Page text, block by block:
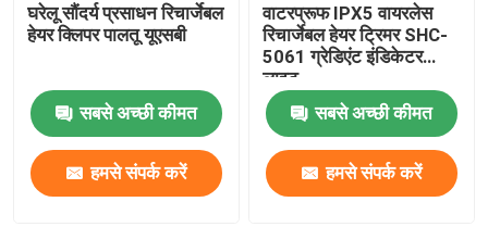
घरेलू सौंदर्य प्रसाधन रिचार्जेबल
हेयर क्लिपर पालतू यूएसबी
सबसे अच्छी कीमत
हमसे संपर्क करें
वाटरप्रूफ IPX5 वायरलेस
रिचार्जेबल हेयर ट्रिमर SHC-
5061 ग्रेडिएंट इंडिकेटर
लाइट
सबसे अच्छी कीमत
हमसे संपर्क करें